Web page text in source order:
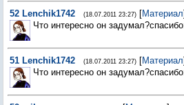
52 Lenchik1742 (18.07.2011 23:27) [Материал]
Что интересно он
51 Lenchik1742 (18.07.2011 23:27) [Материал]
Что интересно он